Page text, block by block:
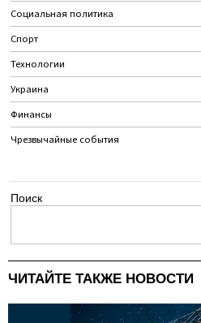
Социальная политика
Спорт
Технологии
Украина
Финансы
Чрезвычайные события
Поиск
ЧИТАЙТЕ ТАКЖЕ НОВОСТИ